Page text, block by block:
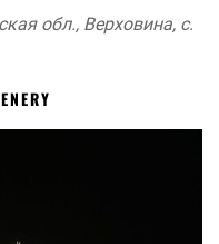
обл., Верховина, с.